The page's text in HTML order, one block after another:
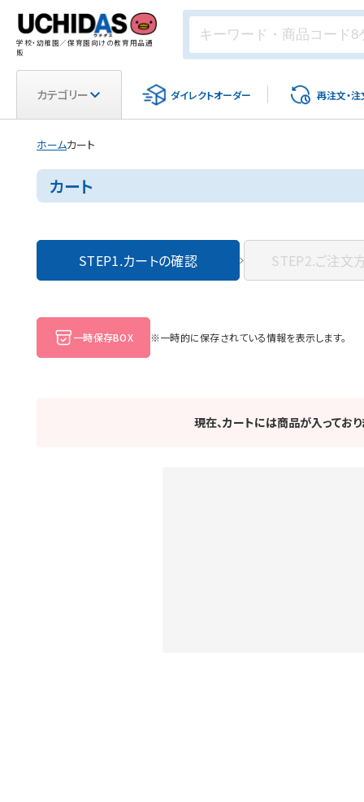
学校・幼稚園／保育園向けの教育用品通
販
カテゴリー ダイレクトオーダー 再注文・注
ホームカート
カート
STEP1.カートの確認 STEP2.ご注文
一時保存BOX ※一時的に保存されている情報を表示します。
現在、カートには商品が入ってお